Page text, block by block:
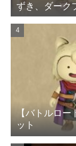
ずき、ダーク
【バトルロ
ット